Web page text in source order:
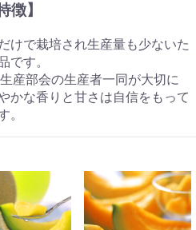
徴】
けで栽培され生産量も少ないた
です。
産部会の生産者一同が大切に
かな香りと甘さは自信をもって
。